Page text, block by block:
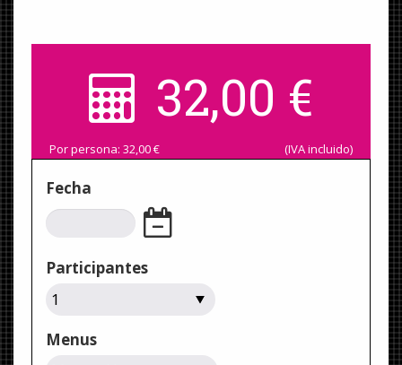
32,00 €
Por persona: 32,00€ (IVA incluido)
Fecha
Participantes
Menus